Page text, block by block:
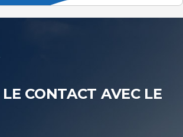
CONTACT AVEC LE